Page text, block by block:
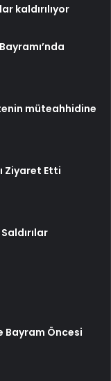
kaldırılıyor
müteahhidine
Ziyaret Etti
Bayram Öncesi